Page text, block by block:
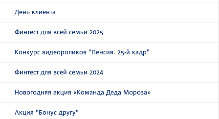
День клиента
Финтест для всей семьи 2025
Конкурс видеороликов "Пенсия. 25-й кадр"
Финтест для всей семьи 2024
Новогодняя акция «Команда Деда Мороза»
Акция "Бонус другу"